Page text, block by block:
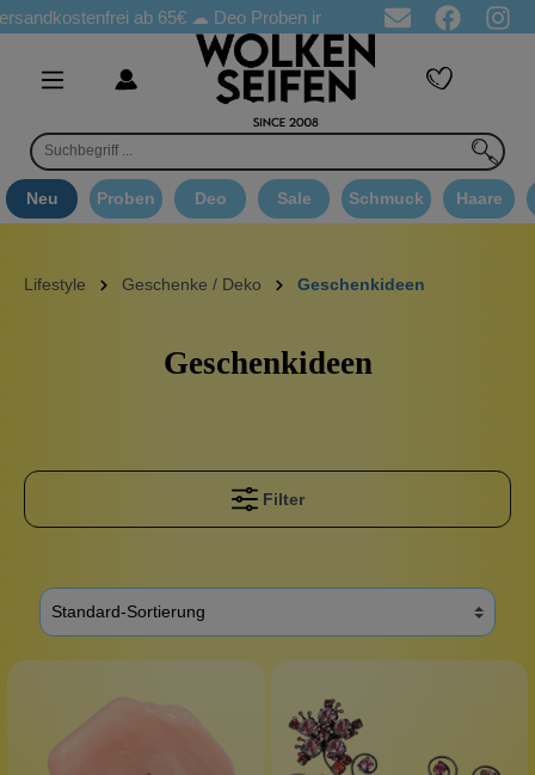
ab 65€☁ Deo Proben in jeder Bestellung ☁ Goodie
Neu Proben Deo Sale Schmuck Haare
Lifestyle Geschenke / Deko Geschenkideen
Geschenkideen
Filter